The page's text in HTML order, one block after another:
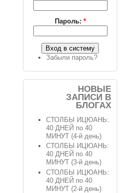
Пароль: *
Забыли пароль?
НОВЫЕ
ЗАПИСИ В
БЛОГАХ
СТОЛБЫ ИЦЮАНЬ:
40 ДНЕЙ по 40
МИНУТ (4-й день)
СТОЛБЫ ИЦЮАНЬ:
40 ДНЕЙ по 40
МИНУТ (3-й день)
СТОЛБЫ ИЦЮАНЬ:
40 ДНЕЙ по 40
МИНУТ (2-й день)